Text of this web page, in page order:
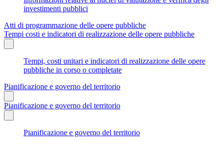
investimenti pubblici
Atti di programmazione delle opere pubbliche
Tempi costi e indicatori di realizzazione delle opere pubbliche
Tempi, costi unitari e indicatori di realizzazione delle opere
pubbliche in corso o completate
Pianificazione e governo del territorio
Pianificazione e governo del territorio
Pianificazione e governo del territorio